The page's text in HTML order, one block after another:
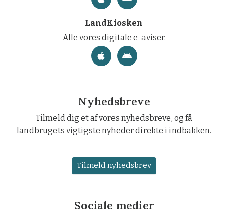
LandKiosken
Alle vores digitale e-aviser.
Nyhedsbreve
Tilmeld dig et af vores nyhedsbreve, og få
landbrugets vigtigste nyheder direkte i indbakken.
Tilmeld nyhedsbrev
Sociale medier